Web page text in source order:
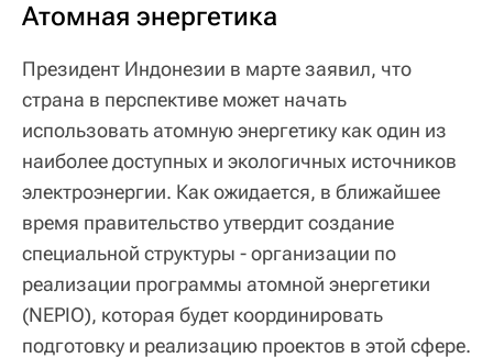
Атомная энергетика
Президент Индонезии в марте заявил, что
страна в перспективе может начать
использовать атомную энергетику как один из
наиболее доступных и экологичных источников
электроэнергии. Как ожидается, в ближайшее
время правительство утвердит создание
специальной структуры - организации по
реализации программы атомной энергетики
(NEPIO), которая будет координировать
подготовку и реализацию проектов в этой сфере.